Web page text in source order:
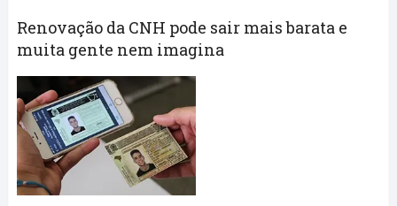
Renovação da CNH pode sair mais barata e
muita gente nem imagina